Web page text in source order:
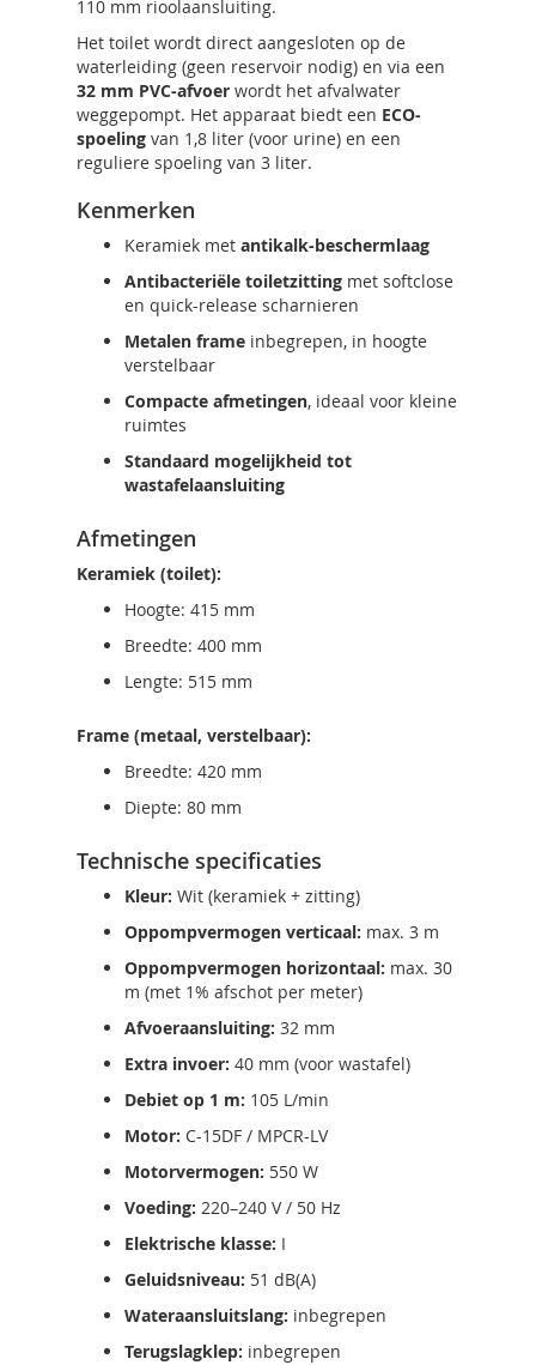
110 mm rioolaansluiting.
Het toilet wordt direct aangesloten op de
waterleiding (geen reservoir nodig) en via een
32 mm PVC-afvoer wordt het afvalwater
weggepompt. Het apparaat biedt een ECO-
spoeling van 1,8 liter (voor urine) en een
reguliere spoeling van 3 liter.
Kenmerken
Keramiek met antikalk-beschermlaag
Antibacteriële toiletzitting met softclose
en quick-release scharnieren
Metalen frame inbegrepen, in hoogte
verstelbaar
Compacte afmetingen, ideaal voor kleine
ruimtes
Standaard mogelijkheid tot
wastafelaansluiting
Afmetingen
Keramiek (toilet):
Hoogte: 415 mm
Breedte: 400 mm
Lengte: 515 mm
Frame (metaal, verstelbaar):
Breedte: 420 mm
Diepte: 80 mm
Technische specificaties
Kleur: Wit (keramiek + zitting)
Oppompvermogen verticaal: max. 3 m
Oppompvermogen horizontaal: max. 30
m (met 1% afschot per meter)
Afvoeraansluiting: 32 mm
Extra invoer: 40 mm (voor wastafel)
Debiet op 1 m: 105 L/min
Motor: C-15DF / MPCR-LV
Motorvermogen: 550 W
Voeding: 220–240 V / 50 Hz
Elektrische klasse: I
Geluidsniveau: 51 dB(A)
Wateraansluitslang: inbegrepen
Terugslagklep: inbegrepen